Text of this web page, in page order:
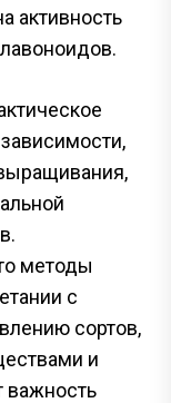
активность
методы
с
сортов,
и
важность